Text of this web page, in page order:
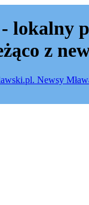
lokalny
z
Mława